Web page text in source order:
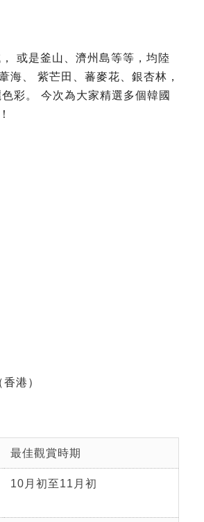
或是釜山、濟州島等等，均陸
海、 紫芒田、蕃麥花、銀杏林，
彩。 今次為大家精選多個韓國
港）
最佳觀賞時期
10月初至11月初